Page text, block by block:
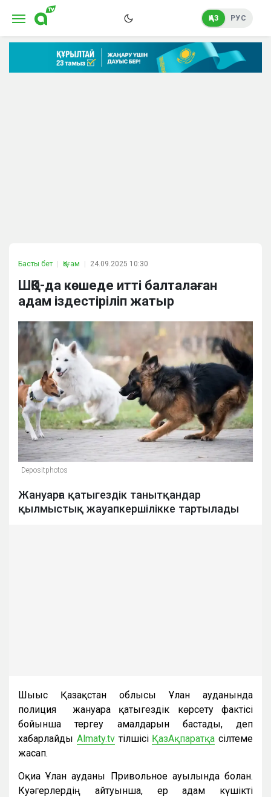
ҚАЗ РУС
Басты бет Қоғам 24.09.2025 10:30
ШҚО-да көшеде итті балталаған
адам іздестіріліп жатыр
Depositphotos
Жануарға қатыгездік танытқандар
қылмыстық жауапкершілікке тартылады
Шығыс Қазақстан облысы Ұлан ауданында
полиция жануарға қатыгездік көрсету фактісі
бойынша тергеу амалдарын бастады, деп
хабарлайды Almaty.tvтілшісі ҚазАқпаратқа сілтеме
жасап.
Оқиға Ұлан ауданы Привольное ауылында болған.
Куәгерлердің айтуынша, ер адам күшікті